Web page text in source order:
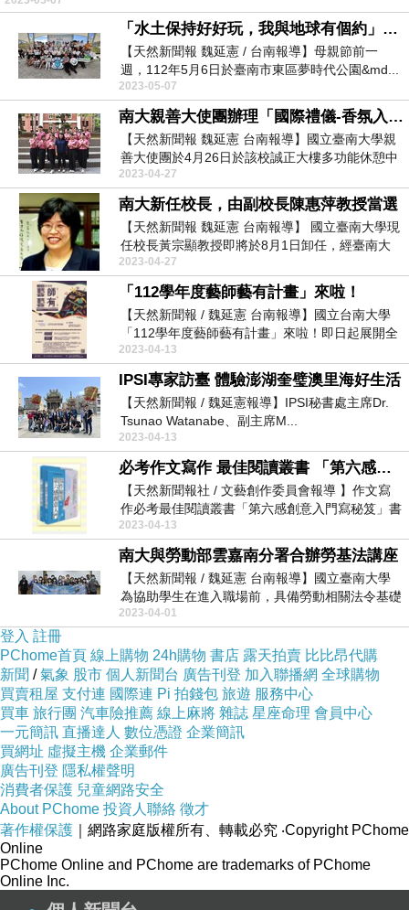
「水土保持好好玩，我與地球有個約」一起守護大地之母
【天然新聞報 魏延憲 / 台南報導】母親節前一
週，112年5月6日於臺南市東區夢時代公園&md...
2023-05-07
南大親善大使團辦理「國際禮儀-香氛入門課程」
【天然新聞報 魏延憲 台南報導】國立臺南大學親
善大使團於4月26日於該校誠正大樓多功能休憩中
心...
2023-04-27
南大新任校長，由副校長陳惠萍教授當選
【天然新聞報 魏延憲 台南報導】 國立臺南大學現
任校長黃宗顯教授即將於8月1日卸任，經臺南大
學...
2023-04-27
「112學年度藝師藝有計畫」來啦！
【天然新聞報 / 魏延憲 台南報導】國立台南大學
「112學年度藝師藝有計畫」來啦！即日起展開全
新...
2023-04-13
IPSI專家訪臺 體驗澎湖奎璧澳里海好生活
【天然新聞報 / 魏延憲報導】IPSI秘書處主席Dr.
Tsunao Watanabe、副主席M...
2023-04-13
必考作文寫作 最佳閱讀叢書 「第六感創意入門寫秘笈」書籍
【天然新聞報社 / 文藝創作委員會報導 】作文寫
作必考最佳閱讀叢書「第六感創意入門寫秘笈」書
籍。...
2023-04-13
南大與勞動部雲嘉南分署合辦勞基法講座
【天然新聞報 / 魏延憲 台南報導】國立臺南大學
為協助學生在進入職場前，具備勞動相關法令基礎
概...
2023-04-01
登入 註冊
PChome首頁 線上購物 24h購物 書店 露天拍賣 比比昂代購
新聞 /氣象 股市 個人新聞台 廣告刊登 加入聯播網 全球購物
買賣租屋 支付連 國際連 Pi 拍錢包 旅遊 服務中心
買車 旅行團 汽車險推薦 線上麻將 雜誌 星座命理 會員中心
一元簡訊 直播達人 數位憑證 企業簡訊
買網址 虛擬主機 企業郵件
廣告刊登 隱私權聲明
消費者保護 兒童網路安全
About PChome 投資人聯絡 徵才
著作權保護 ｜網路家庭版權所有、轉載必究 ‧Copyright PChome
Online
PChome Online and PChome are trademarks of PChome
Online Inc.